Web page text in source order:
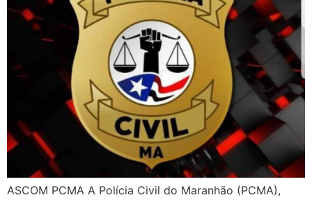
ASCOM PCMA A Polícia Civil do Maranhão (PCMA),
cumpriu dois mandados de prisão preventiva, contra
dois indivíduos envolvidos em diversos crimes de